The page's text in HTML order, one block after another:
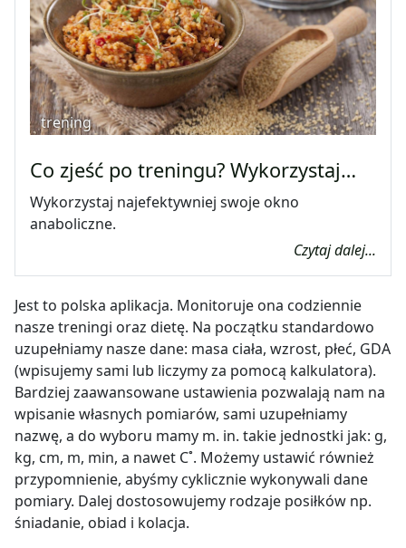
trening
Co zjeść po treningu? Wykorzystaj…
Wykorzystaj najefektywniej swoje okno
anaboliczne.
Czytaj dalej...
Jest to polska aplikacja. Monitoruje ona codziennie
nasze treningi oraz dietę. Na początku standardowo
uzupełniamy nasze dane: masa ciała, wzrost, płeć, GDA
(wpisujemy sami lub liczymy za pomocą kalkulatora).
Bardziej zaawansowane ustawienia pozwalają nam na
wpisanie własnych pomiarów, sami uzupełniamy
nazwę, a do wyboru mamy m. in. takie jednostki jak: g,
kg, cm, m, min, a nawet C˚. Możemy ustawić również
przypomnienie, abyśmy cyklicznie wykonywali dane
pomiary. Dalej dostosowujemy rodzaje posiłków np.
śniadanie, obiad i kolacja.